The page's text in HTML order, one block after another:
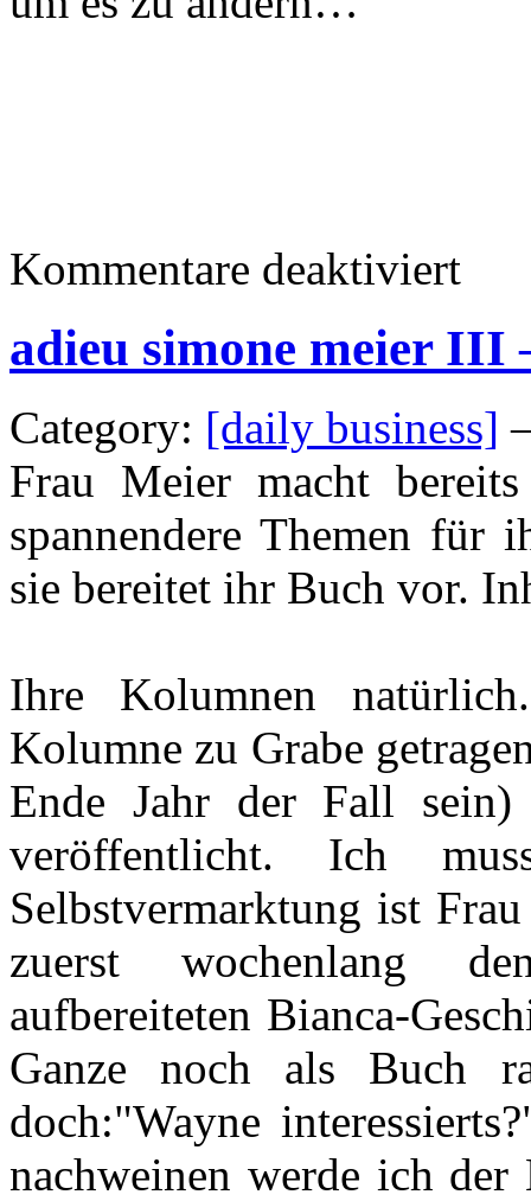
Kommentare deaktiviert
adieu simone meier III
Category: [daily business]
Frau Meier macht
spannendere Themen für
sie bereitet ihr Buch vor.
Ihre Kolumnen
Kolumne zu Grabe
Ende Jahr der Fall
veröffentlicht. Ich
Selbstvermarktung ist
zuerst wochenlang
aufbereiteten Bianca-
Ganze noch als Buch
doch:"Wayne
nachweinen werde ich